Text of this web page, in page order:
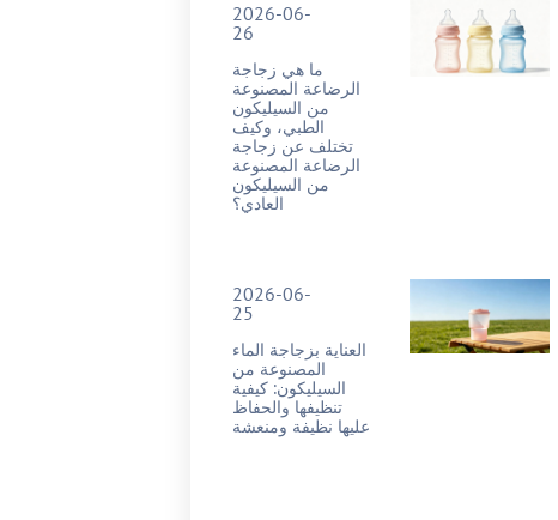
2026-06-
26
ما هي زجاجة
الرضاعة المصنوعة
من السيليكون
الطبي، وكيف
تختلف عن زجاجة
الرضاعة المصنوعة
من السيليكون
العادي؟
2026-06-
25
العناية بزجاجة الماء
المصنوعة من
السيليكون: كيفية
تنظيفها والحفاظ
عليها نظيفة ومنعشة